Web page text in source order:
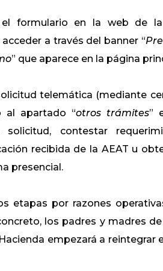
formulario en la web de la
a través del banner “
” que aparece en la página
telemática (mediante
al apartado “otros trámites”
contestar
recibida de la AEAT u
presencial.
etapas por razones
los padres y madres
empezará a reintegrar